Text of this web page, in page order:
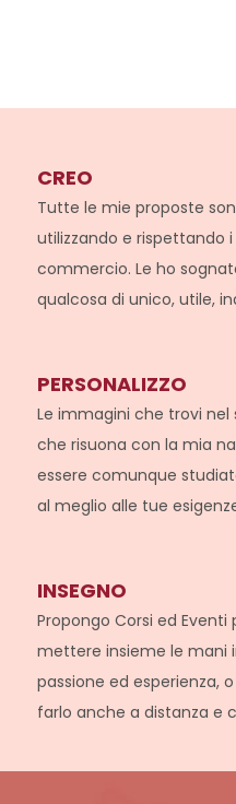
CREO
Tutte le mie proposte
utilizzando e rispettando
commercio. Le ho
qualcosa di unico, utile,
PERSONALIZZO
Le immagini che trovi
che risuona con la mia
essere comunque
al meglio alle tue
INSEGNO
Propongo Corsi ed
mettere insieme le mani
passione ed esperienza,
farlo anche a distanza e